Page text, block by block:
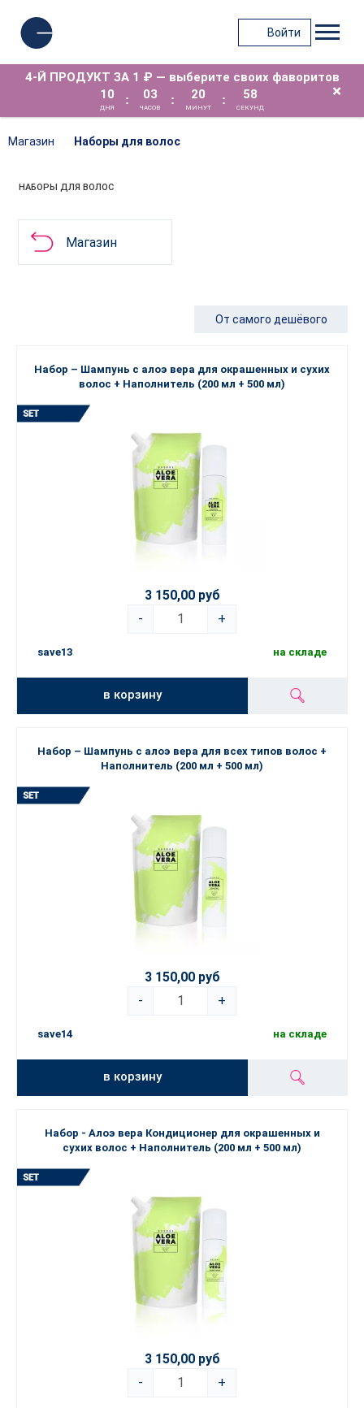
Войти
4-Й ПРОДУКТ ЗА 1 ₽ — выберите своих фаворитов
10
ДНЯ
: 03
ЧАСОВ
: 20
МИНУТ
: 58
СЕКУНД
×
Магазин Наборы для волос
НАБОРЫ ДЛЯ ВОЛОС
Магазин
От самого дешёвого
Набор – Шампунь с алоэ вера для окрашенных и сухих
волос + Наполнитель (200 мл + 500 мл)
3 150,00 руб
-
+
save13 на складе
в корзину
Набор – Шампунь с алоэ вера для всех типов волос +
Наполнитель (200 мл + 500 мл)
3 150,00 руб
-
+
save14 на складе
в корзину
Набор - Алоэ вера Кондиционер для окрашенных и
сухих волос + Наполнитель (200 мл + 500 мл)
3 150,00 руб
-
+